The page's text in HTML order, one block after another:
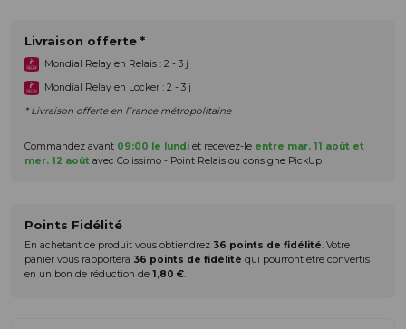
Livraison offerte *
Mondial Relay en Relais : 2 - 3 j
Mondial Relay en Locker : 2 - 3 j
* Livraison offerte en France métropolitaine
Commandez avant 09:00 le lundi et recevez-le entre mar. 11 août et
mer. 12 août avec Colissimo - Point Relais ou consigne PickUp
Points Fidélité
En achetant ce produit vous obtiendrez 36 points de fidélité. Votre
panier vous rapportera 36 points de fidélité qui pourront être convertis
en un bon de réduction de 1,80 €.